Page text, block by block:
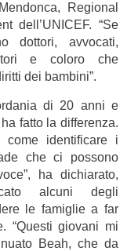
Regional
dell’UNICEF. “Se
dottori, avvocati,
e coloro che
dei bambini”.
di 20 anni e
fatto la differenza.
come identificare i
che ci possono
ha dichiarato,
alcuni degli
le famiglie a far
“Questi giovani mi
Beah, che da